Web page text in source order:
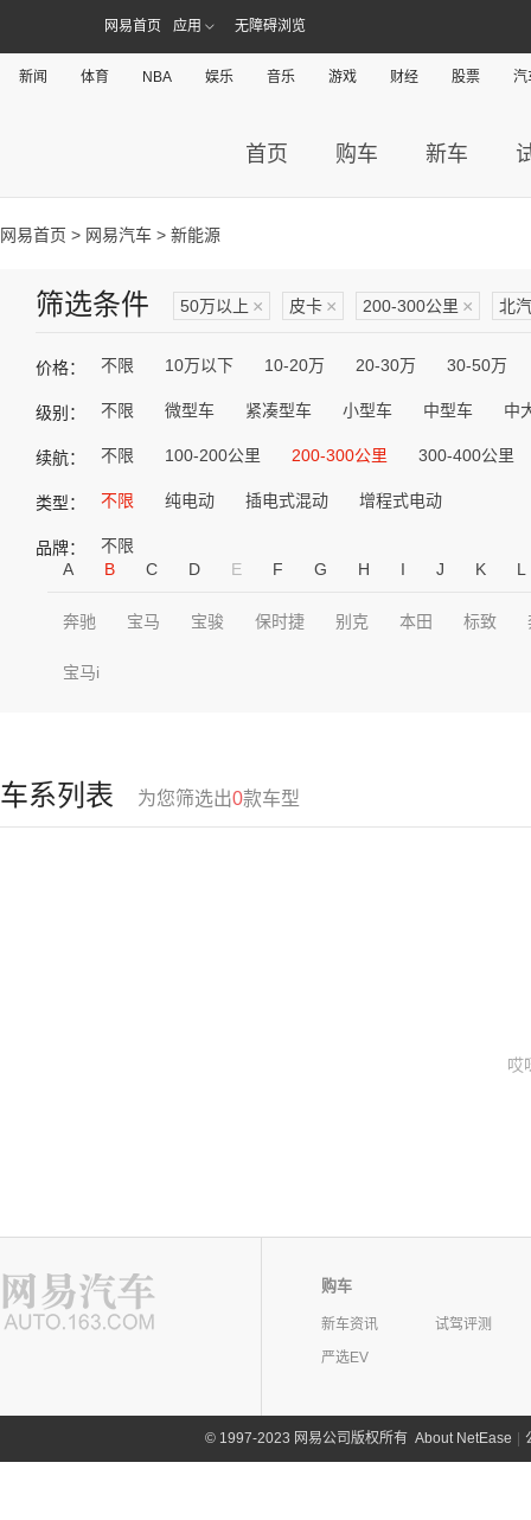
网易首页 应用 无障碍浏览
新闻 体育 NBA 娱乐 音乐 游戏 财经 股票 汽
首页 购车 新车
网易首页 > 网易汽车 > 新能源
筛选条件 50万以上 × 皮卡 × 200-300公里 × 北
价格： 不限 10万以下 10-20万 20-30万 30-50万
级别： 不限 微型车 紧凑型车 小型车 中型车 中
续航： 不限 100-200公里 200-300公里 300-400公里
类型： 不限 纯电动 插电式混动 增程式电动
品牌：
不限
A
B C D E F G H I J K L
奔驰 宝马 宝骏 保时捷 别克 本田 标致
宝马i
车系列表 为您筛选出0款车型
哎
购车
新车资讯
试驾评测
严选EV
©1997-2023 网易公司版权所有 About NetEase